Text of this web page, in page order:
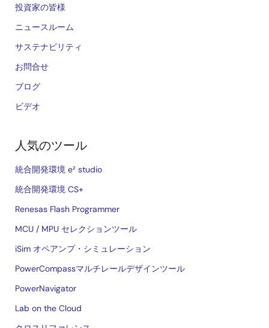
投資家の皆様
ニュースルーム
サステナビリティ
お問合せ
ブログ
ビデオ
人気のツール
統合開発環境 e² studio
統合開発環境 CS+
Renesas Flash Programmer
MCU / MPU セレクションツール
iSim オペアンプ・シミュレーション
PowerCompassマルチレールデザインツール
PowerNavigator
Lab on the Cloud